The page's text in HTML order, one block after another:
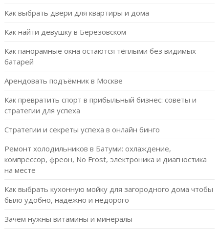
Как выбрать двери для квартиры и дома
Как найти девушку в Березовском
Как панорамные окна остаются тёплыми без видимых
батарей
Арендовать подъёмник в Москве
Как превратить спорт в прибыльный бизнес: советы и
стратегии для успеха
Стратегии и секреты успеха в онлайн бинго
Ремонт холодильников в Батуми: охлаждение,
компрессор, фреон, No Frost, электроника и диагностика
на месте
Как выбрать кухонную мойку для загородного дома чтобы
было удобно, надежно и недорого
Зачем нужны витамины и минералы